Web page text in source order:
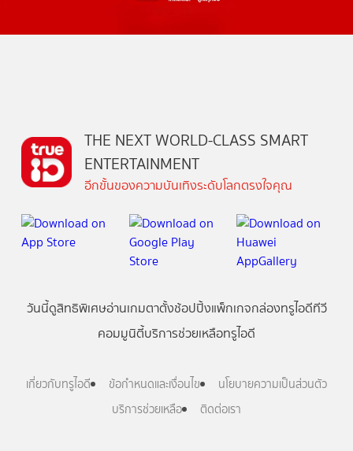
THE NEXT WORLD-CLASS SMART
ENTERTAINMENT
อีกขั้นของความบันเทิงระดับโลกตรงใจคุณ
วันนี้ดูสิทธิพิเศษอ่านเกมตาตั้งช้อปปิ้งแพ็กเกจกล่องทรูไอดีทีวี
คอมมูนิตี้บริการช่วยเหลือทรูไอดี
เกี่ยวกับทรูไอดี ข้อกำหนดและเงื่อนไข
นโยบายความเป็นส่วนตัว
บริการช่วยเหลือ
ติดต่อเรา